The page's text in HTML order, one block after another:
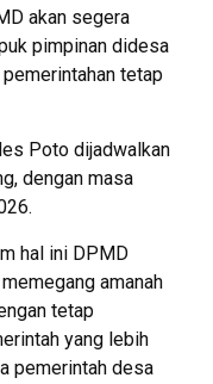
akan segera
pimpinan didesa
tetap
Poto dijadwalkan
dengan masa
hal ini DPMD
amanah
tetap
yang lebih
pemerintah desa